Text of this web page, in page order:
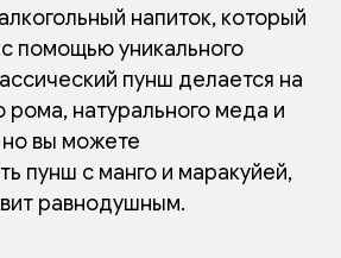
напиток, который
помощью уникального
пунш делается на
рома, натурального меда и
вы можете
пунш с манго и маракуйей,
равнодушным.